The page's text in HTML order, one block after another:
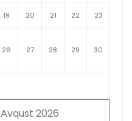
Avqust 2026
19 20 21 22 23
26 27 28 29 30